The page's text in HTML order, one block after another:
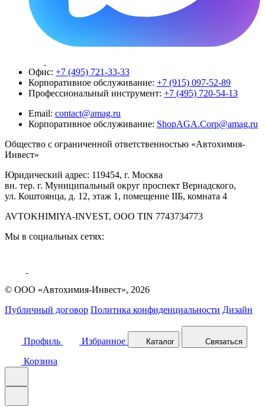
Офис: +7 (495) 721-33-33
Корпоративное обслуживание: +7 (915) 097-52-89
Профессиональный инструмент: +7 (495) 720-54-13
Email: contact@amag.ru
Корпоративное обслуживание: ShopAGA.Corp@amag.ru
Общество с ограниченной ответственностью «Автохимия-
Инвест»
Юридический адрес: 119454, г. Москва
вн. тер. г. Муниципальный округ проспект Вернадского,
ул. Коштоянца, д. 12, этаж 1, помещение IIБ, комната 4
AVTOKHIMIYA-INVEST, OOO TIN 7743734773
Мы в социальных сетях:
© ООО «Автохимия-Инвест», 2026
Публичный договор Политика конфиденциальности Дизайн
Профиль Избранное Каталог Связаться
Корзина